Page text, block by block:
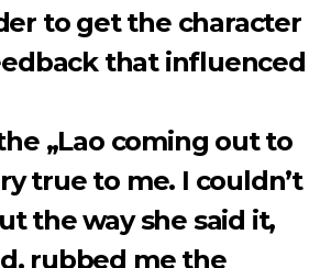
to get the character
that influenced
„Lao coming out to
true to me. I couldn’t
the way she said it,
rubbed me the